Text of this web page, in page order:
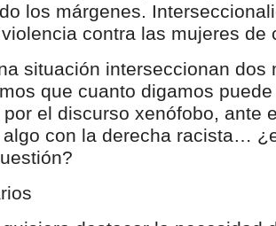
los márgenes.
contra las mujeres de
situación interseccionan dos
que cuanto digamos
el discurso xenófobo, ante
algo con la derecha racista…